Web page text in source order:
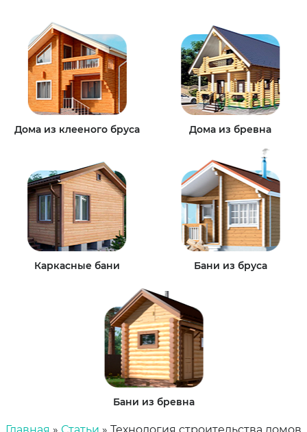
Дома из клееного бруса Дома из бревна
Каркасные бани Бани из бруса
Бани из бревна